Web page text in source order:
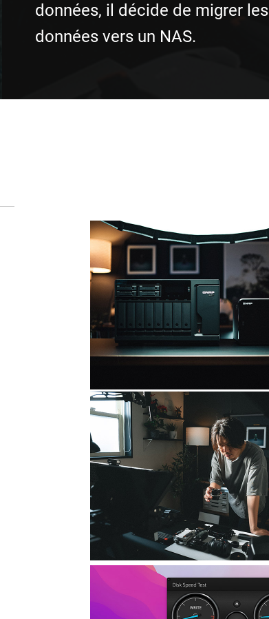
données, il décide de migrer les
données vers un NAS.